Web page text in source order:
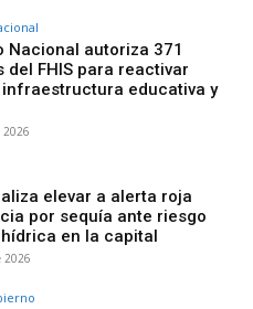
Nacional autoriza 371
del FHIS para reactivar
infraestructura educativa y
2026
elevar a alerta roja
por sequía ante riesgo
en la capital
2026